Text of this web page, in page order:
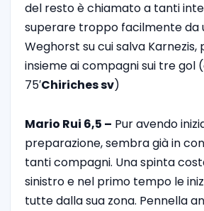
del resto è chiamato a tanti
superare troppo facilmente da
Weghorst su cui salva Karnezis,
insieme ai compagni sui tre gol
75′Chiriches sv)
Mario Rui 6,5 – Pur avendo
preparazione, sembra già in
tanti compagni. Una spinta
sinistro e nel primo tempo le
tutte dalla sua zona. Pennella